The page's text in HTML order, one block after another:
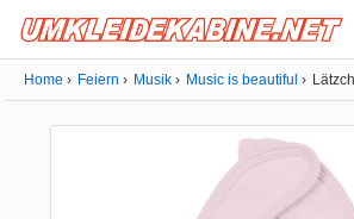
Home Feiern Musik Music is beautiful